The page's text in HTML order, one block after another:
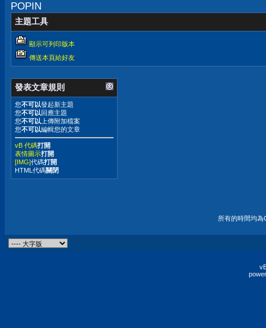
POPIN
主題工具
顯示可列印版本
傳送本頁給好友
發表文章規則
您不可以發起新主題
您不可以回應主題
您不可以 上傳附加檔案
您不可以編輯您的文章
vB 代碼打開
表情圖示打開
[IMG]代碼打開
HTML代碼關閉
所有的時間均為